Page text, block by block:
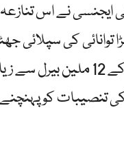
ایجنسی نے اس
کی سپلائی
علاقائی شٹ ان کے 12 ملین
توانائی کی تنصیبات کو